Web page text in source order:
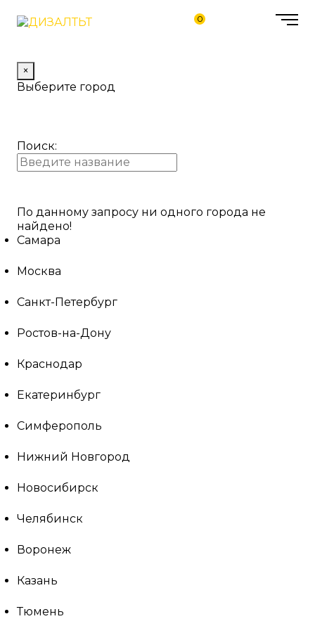
0
×
Выберите город
Поиск:
По данному запросу ни одного города не
найдено!
Самара
Москва
Санкт-Петербург
Ростов-на-Дону
Краснодар
Екатеринбург
Симферополь
Нижний Новгород
Новосибирск
Челябинск
Воронеж
Казань
Тюмень